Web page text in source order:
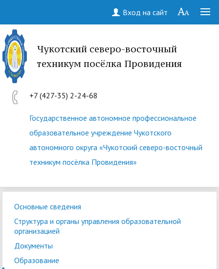
Вход на сайт
Чукотский северо-восточный
техникум посёлка Провидения
+7 (427-35) 2-24-68
Государственное автономное профессиональное
образовательное учреждение Чукотского
автономного округа «Чукотский северо-восточный
техникум посёлка Провидения»
Основные сведения
Структура и органы управления образовательной
организацией
Документы
Образование